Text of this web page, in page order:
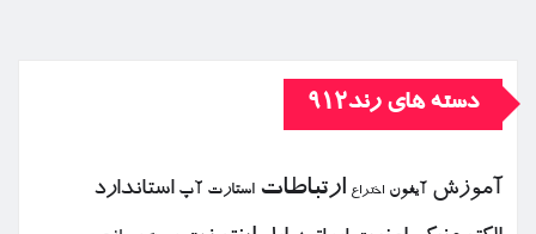
دسته های رند912
آموزش آیفون اختراع ارتباطات استارت آپ استاندارد